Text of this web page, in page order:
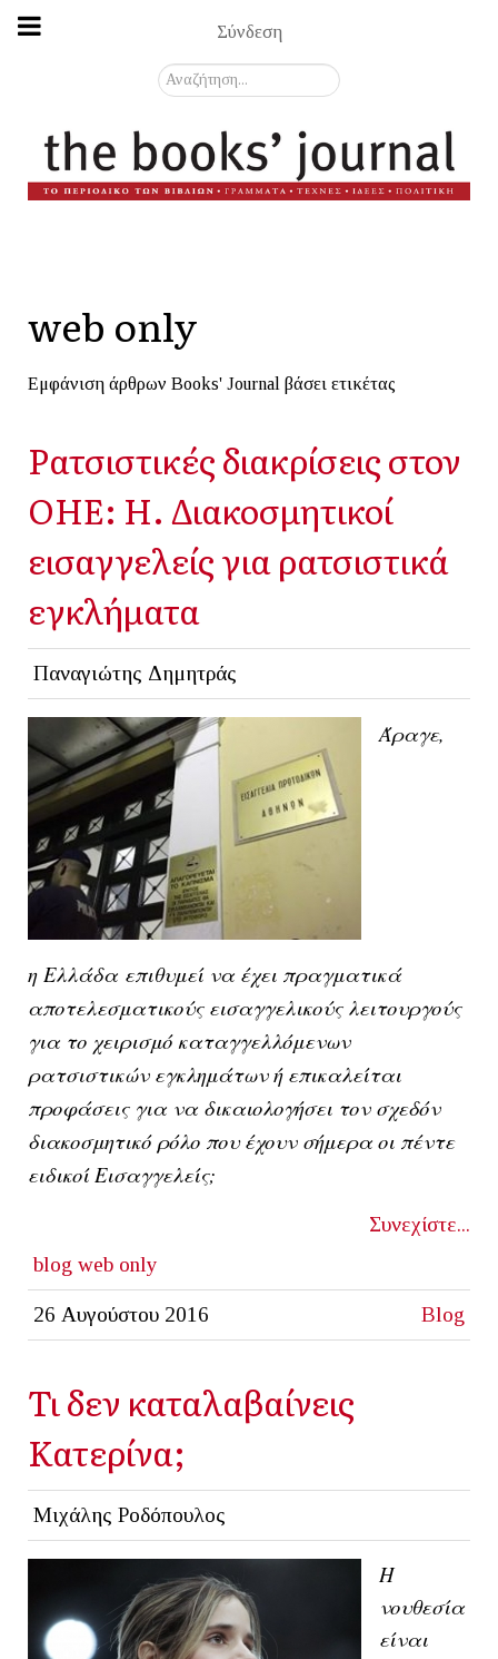
Σύνδεση
Αναζήτηση...
web only
Εμφάνιση άρθρων Books' Journal βάσει ετικέτας
Ρατσιστικές διακρίσεις στον
ΟΗΕ: Η. Διακοσμητικοί
εισαγγελείς για ρατσιστικά
εγκλήματα
Παναγιώτης Δημητράς
Άραγε,
η Ελλάδα επιθυμεί να έχει πραγματικά
αποτελεσματικούς εισαγγελικούς λειτουργούς
για το χειρισμό καταγγελλόμενων
ρατσιστικών εγκλημάτων ή επικαλείται
προφάσεις για να δικαιολογήσει τον σχεδόν
διακοσμητικό ρόλο που έχουν σήμερα οι πέντε
ειδικοί Εισαγγελείς;
Συνεχίστε...
blog web only
26 Αυγούστου 2016 Blog
Τι δεν καταλαβαίνεις
Κατερίνα;
Μιχάλης Ροδόπουλος
Η
νουθεσία
είναι